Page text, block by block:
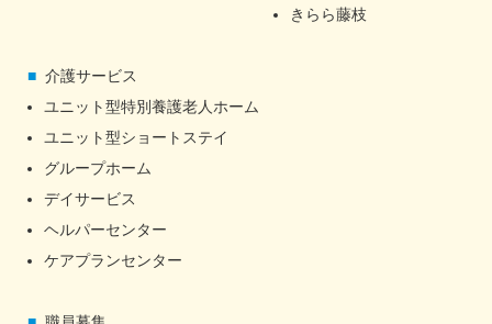
きらら藤枝
介護サービス
ユニット型特別養護老人ホーム
ユニット型ショートステイ
グループホーム
デイサービス
ヘルパーセンター
ケアプランセンター